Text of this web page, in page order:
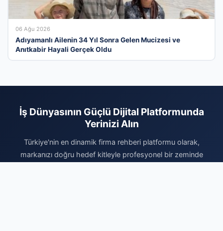
06 Ağu 2026
Adıyamanlı Ailenin 34 Yıl Sonra Gelen Mucizesi ve
Anıtkabir Hayali Gerçek Oldu
İş Dünyasının Güçlü Dijital Platformunda
Yerinizi Alın
Türkiye'nin en dinamik firma rehberi platformu olarak,
markanızı doğru hedef kitleyle profesyonel bir zeminde